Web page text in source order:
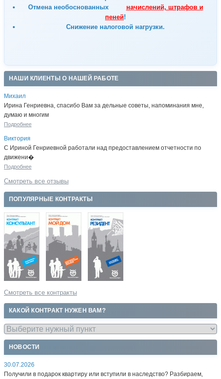
Отмена необоснованных начислений, штрафов и
пеней!
Снижение налоговой нагрузки.
НАШИ КЛИЕНТЫ О НАШЕЙ РАБОТЕ
Михаил
Ирина Генриевна, спасибо Вам за дельные советы, напоминания мне,
думаю и многим
Подробнее
Виктория
С Ириной Генриевной работали над предоставлением отчетности по
движени�
Подробнее
Смотреть все отзывы
ПОПУЛЯРНЫЕ КОНТРАКТЫ
Смотреть все контракты
КАКОЙ КОНТРАКТ НУЖЕН ВАМ?
НОВОСТИ
30.07.2026
Получили в подарок квартиру или вступили в наследство? Разбираем,